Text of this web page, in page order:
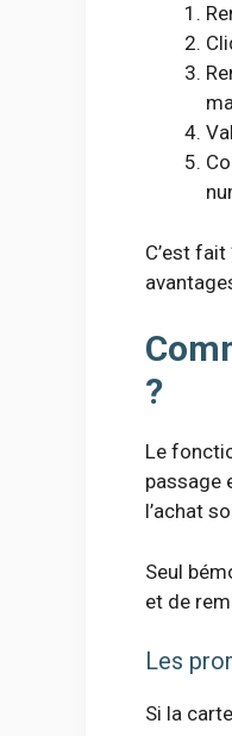
C’est
?
Le
passage
l’achat
Seul
et de
Les
Si la